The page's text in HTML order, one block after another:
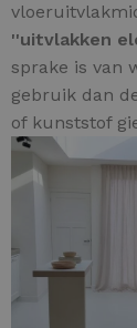
''uitvlakken
sprake is van
gebruik dan
of kunststof